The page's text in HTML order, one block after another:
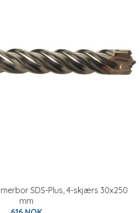
SDS-Plus, 4-skjærs 30x250
mm